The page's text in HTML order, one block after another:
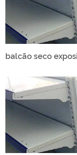
balcão seco